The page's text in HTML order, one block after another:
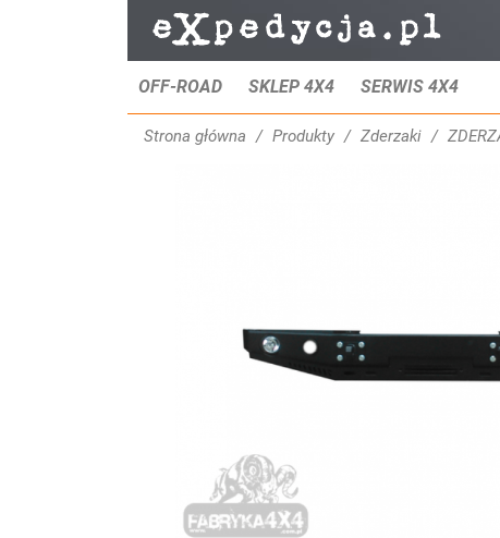
OFF-ROAD SKLEP 4X4 SERWIS 4X4
Strona główna Produkty Zderzaki